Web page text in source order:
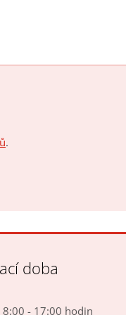
.
doba
8:00 - 17:00 hodin